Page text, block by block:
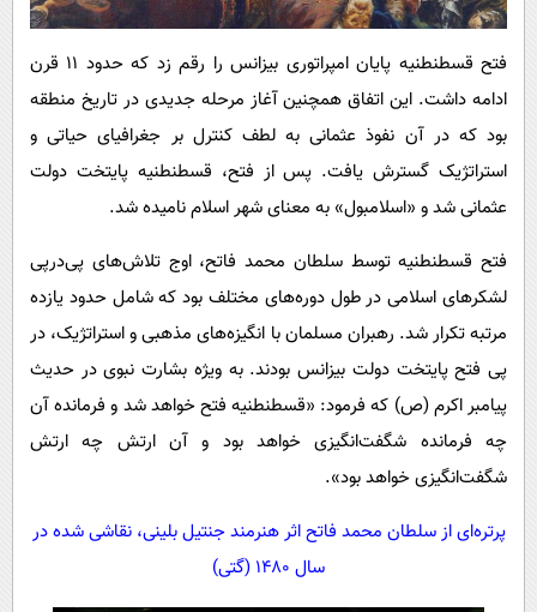
فتح قسطنطنیه پایان امپراتوری بیزانس را رقم زد که حدود 11 قرن
ادامه داشت. این اتفاق همچنین آغاز مرحله جدیدی در تاریخ منطقه
بود که در آن نفوذ عثمانی به لطف کنترل بر جغرافیای حیاتی و
استراتژیک گسترش یافت. پس از فتح، قسطنطنیه پایتخت دولت
عثمانی شد و «اسلامبول» به معنای شهر اسلام نامیده شد.
فتح قسطنطنیه توسط سلطان محمد فاتح، اوج تلاش‌های پی‌درپی
لشکرهای اسلامی در طول دوره‌های مختلف بود که شامل حدود یازده
مرتبه تکرار شد. رهبران مسلمان با انگیزه‌های مذهبی و استراتژیک، در
پی فتح پایتخت دولت بیزانس بودند. به ویژه بشارت نبوی در حدیث
پیامبر اکرم (ص) که فرمود: «قسطنطنیه فتح خواهد شد و فرمانده آن
چه فرمانده شگفت‌انگیزی خواهد بود و آن ارتش چه ارتش
شگفت‌انگیزی خواهد بود».
پرتره‌ای از سلطان محمد فاتح اثر هنرمند جنتیل بلینی، نقاشی شده در
سال ۱۴۸۰ (گتی)